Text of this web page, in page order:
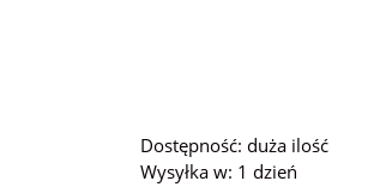
Dostępność: duża ilość
Wysyłka w: 1 dzień